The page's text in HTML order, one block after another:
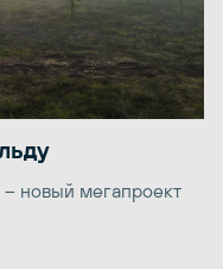
новый мегапроект